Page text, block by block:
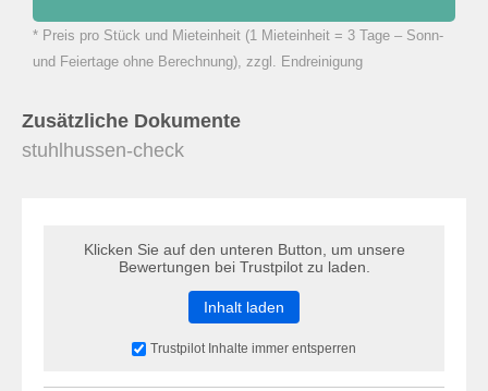
zu Warenkorb hinzugefügt.
* Preis pro Stück und Mieteinheit (1 Mieteinheit = 3 Tage – Sonn-
und Feiertage ohne Berechnung), zzgl. Endreinigung
Zusätzliche Dokumente
stuhlhussen-check
Klicken Sie auf den unteren Button, um unsere
Bewertungen bei Trustpilot zu laden.
Inhalt laden
Trustpilot Inhalte immer entsperren